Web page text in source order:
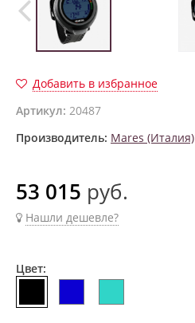
Добавить в избранное
Артикул: 20487
Производитель: Mares (Италия)
53 015 руб.
Нашли дешевле?
Цвет: